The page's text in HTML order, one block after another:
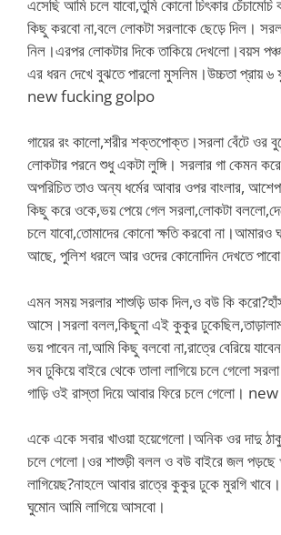
এসেছি আমি চলে যাবো,তুমি কোনো চিৎকার
কিছু করবো না,বলে লোকটা সরলাকে ছেড়ে দিল।
নিল।এরপর লোকটার দিকে তাকিয়ে দেখলো।বয়স
এর ধরন দেখে বুঝতে পারলো মুসলিম।উচ্চতা প্রায়
new fucking golpo
গায়ের রং কালো,শরীর শক্তপোক্ত।সরলা বেঁটে ওর
লোকটার পরনে শুধু একটা লুঙ্গি। সরলার গা কেমন
অপরিচিত তাও অন্য ধর্মের আবার ওপর বাংলার,
কিছু করে ওকে,ভয় পেয়ে গেল সরলা,লোকটা
চলে যাবো,তোমাদের কোনো ক্ষতি করবো না।আমারও
আছে, পুলিশ ধরলে আর ওদের কোনোদিন দেখতে
এমন সময় সরলার শাশুড়ি ডাক দিল,ও বউ কি
আসে।সরলা বলল,কিছুনা এই কুকুর
ভয় পাবেন না,আমি কিছু বলবো না,রাত্রে বেরিয়ে
সব ঢুকিয়ে বাইরে থেকে তালা লাগিয়ে চলে গেলো
গাড়ি ওই রাস্তা দিয়ে আবার ফিরে চলে গেলো।
একে একে সবার খাওয়া হয়েগেলো।অনিক ওর দাদু
চলে গেলো।ওর শাশুড়ী বলল ও বউ বাইরে জল পড়ছে
লাগিয়েছ?নাহলে আবার রাত্রে কুকুর ঢুকে মুরগি
ঘুমোন আমি লাগিয়ে আসবো।